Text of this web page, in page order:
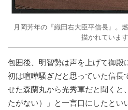
月岡芳年の『織田右大臣平信長』。
描かれています
包囲後、明智勢は声を上げて御殿
初は喧嘩騒ぎだと思っていた信長
せた森蘭丸から光秀軍だと聞くと
たがない）」と一言口にしたとい